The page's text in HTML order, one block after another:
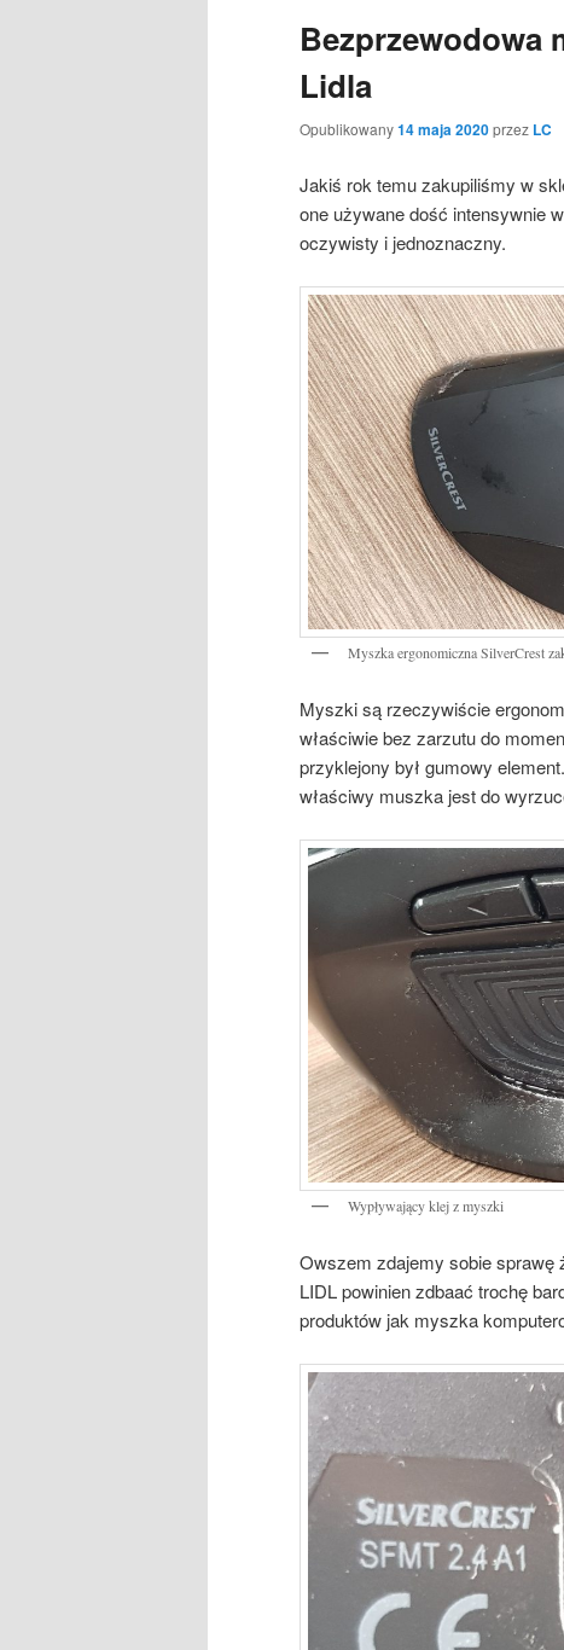
Bezprzewodowa
Lidla
Opublikowany14 maja 2020przez LC
Jakiś rok temu zakupiliśmy w
one używane dość intensywnie
oczywisty i jednoznaczny.
Myszka ergonomiczna SilverCrest
Myszki są rzeczywiście
właściwie bez zarzutu do
przyklejony był gumowy
właściwy muszka jest do
Wypływający klej z myszki
Owszem zdajemy sobie sprawę
LIDL powinien zdbaać trochę
produktów jak myszka